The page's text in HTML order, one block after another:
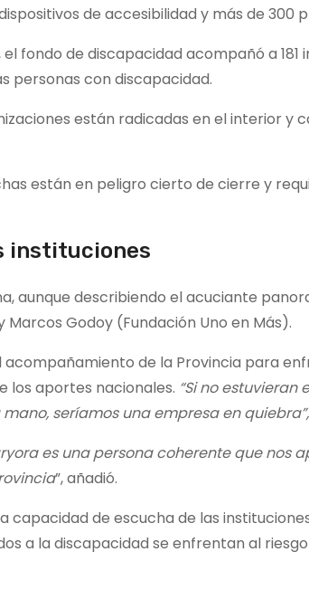
de accesibilidad y más de
el fondo de discapacidad acompañó a
personas con discapacidad.
están radicadas en el interior
están en peligro cierto de cierre y
instituciones
aunque describiendo el acuciante
Marcos Godoy (Fundación Uno en Más).
acompañamiento de la Provincia para
los aportes nacionales. “Si no
seríamos una empresa en quiebra”,
es una persona coherente que
”, añadió.
capacidad de escucha de las
a la discapacidad se enfrentan al